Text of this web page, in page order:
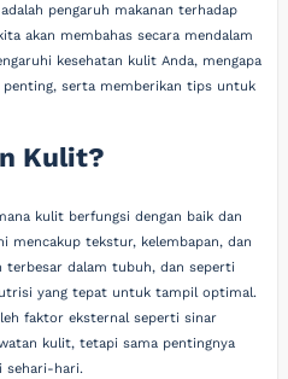
pengaruh makanan terhadap
akan membahas secara mendalam
kesehatan kulit Anda, mengapa
penting, serta memberikan tips untuk
Kulit?
kulit berfungsi dengan baik dan
mencakup tekstur, kelembapan, dan
dalam tubuh, dan seperti
yang tepat untuk tampil optimal.
faktor eksternal seperti sinar
kulit, tetapi sama pentingnya
sehari-hari.